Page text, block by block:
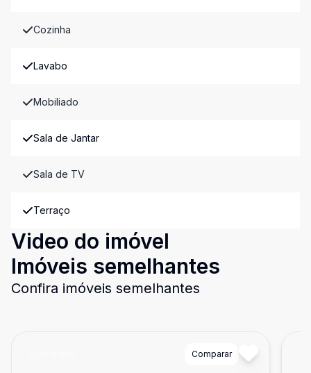
Cozinha
Lavabo
Mobiliado
Sala de Jantar
Sala de TV
Terraço
Video do imóvel
Imóveis semelhantes
Confira imóveis semelhantes
Comparar